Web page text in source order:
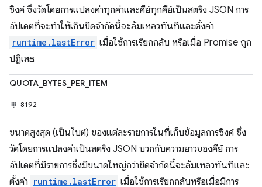
ซิงค์ ซึ่งวัดโดยการแปลงค่าทุกค่าและคีย์ทุกคีย์เป็นสตริง JSON การ
อัปเดตที่จะทำให้เกินขีดจำกัดนี้จะล้มเหลวทันทีและตั้งค่า
runtime.lastError เมื่อใช้การเรียกกลับ หรือเมื่อ Promise ถูก
ปฏิเสธ
QUOTA_BYTES_PER_ITEM
8192
ขนาดสูงสุด (เป็นไบต์) ของแต่ละรายการในที่เก็บข้อมูลการซิงค์ ซึ่ง
วัดโดยการแปลงค่าเป็นสตริง JSON บวกกับความยาวของคีย์ การ
อัปเดตที่มีรายการซึ่งมีขนาดใหญ่กว่าขีดจำกัดนี้จะล้มเหลวทันทีและ
ตั้งค่า runtime.lastError เมื่อใช้การเรียกกลับหรือเมื่อมีการ